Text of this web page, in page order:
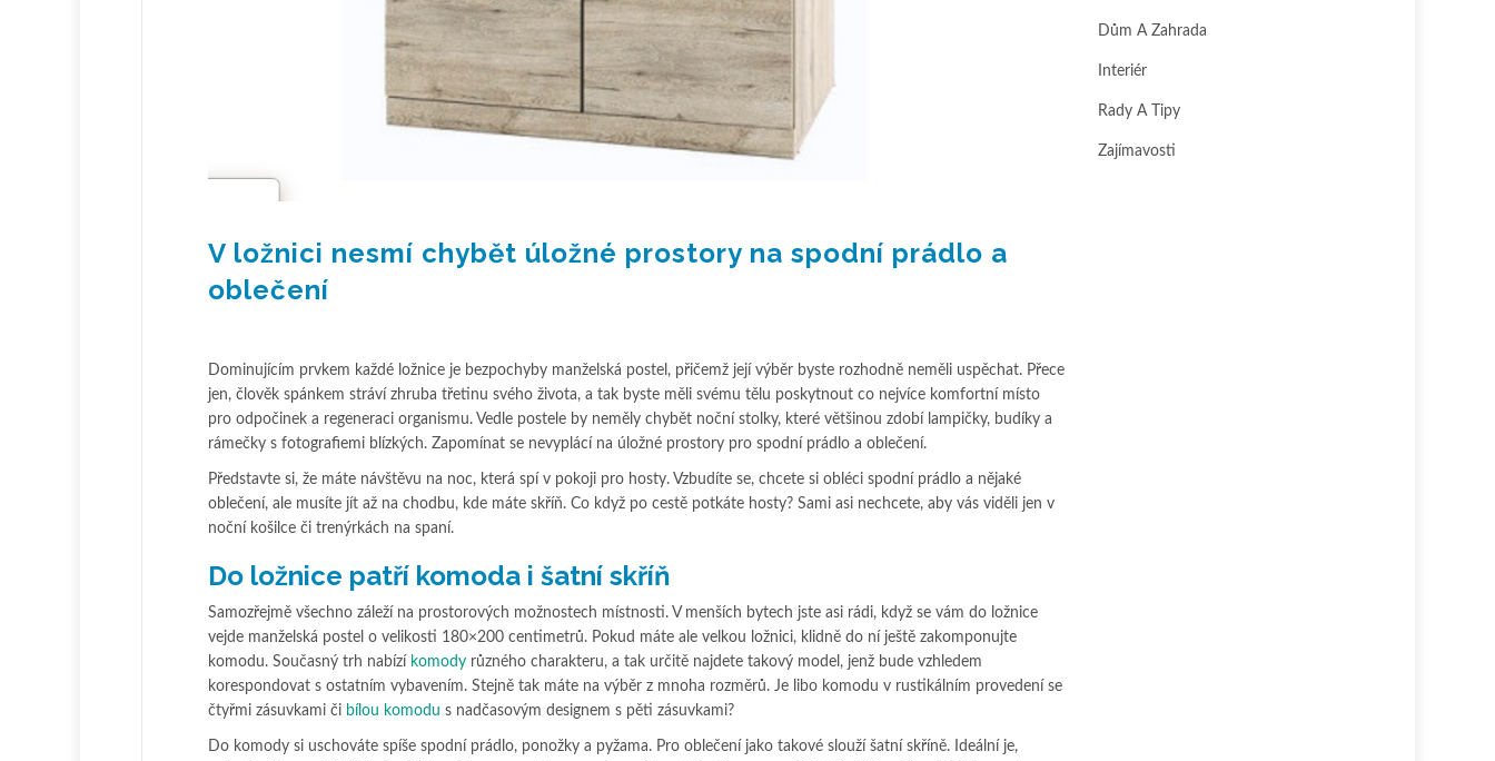
V ložnici nesmí chybět úložné prostory na spodní prádlo a
oblečení
Dominujícím prvkem každé ložnice je bezpochyby manželská postel, přičemž její výběr byste rozhodně neměli uspěchat. Přece
jen, člověk spánkem stráví zhruba třetinu svého života, a tak byste měli svému tělu poskytnout co nejvíce komfortní místo
pro odpočinek a regeneraci organismu. Vedle postele by neměly chybět noční stolky, které většinou zdobí lampičky, budíky a
rámečky s fotografiemi blízkých. Zapomínat se nevyplácí na úložné prostory pro spodní prádlo a oblečení.
Představte si, že máte návštěvu na noc, která spí v pokoji pro hosty. Vzbudíte se, chcete si obléci spodní prádlo a nějaké
oblečení, ale musíte jít až na chodbu, kde máte skříň. Co když po cestě potkáte hosty? Sami asi nechcete, aby vás viděli jen v
noční košilce či trenýrkách na spaní.
Do ložnice patří komoda i šatní skříň
Samozřejmě všechno záleží na prostorových možnostech místnosti. V menších bytech jste asi rádi, když se vám do ložnice
vejde manželská postel o velikosti 180×200 centimetrů. Pokud máte ale velkou ložnici, klidně do ní ještě zakomponujte
komodu. Současný trh nabízí komody různého charakteru, a tak určitě najdete takový model, jenž bude vzhledem
korespondovat s ostatním vybavením. Stejně tak máte na výběr z mnoha rozměrů. Je libo komodu v rustikálním provedení se
čtyřmi zásuvkami či bílou komodu s nadčasovým designem s pěti zásuvkami?
Do komody si uschováte spíše spodní prádlo, ponožky a pyžama. Pro oblečení jako takové slouží šatní skříně. Ideální je,
Dům A Zahrada
Interiér
Rady A Tipy
Zajímavosti